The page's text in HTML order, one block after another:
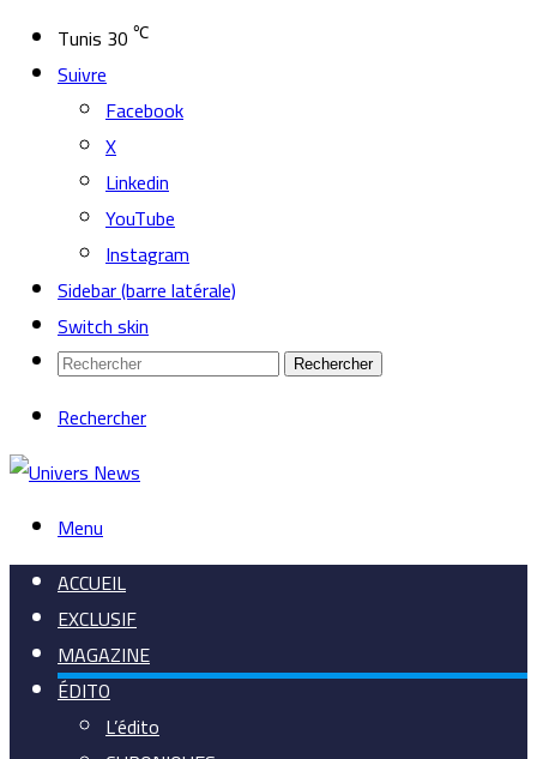
Tunis 30 ℃
Suivre
Facebook
X
Linkedin
YouTube
Instagram
Sidebar (barre latérale)
Switch skin
Rechercher
Rechercher
Menu
ACCUEIL
EXCLUSIF
MAGAZINE
ÉDITO
L’édito